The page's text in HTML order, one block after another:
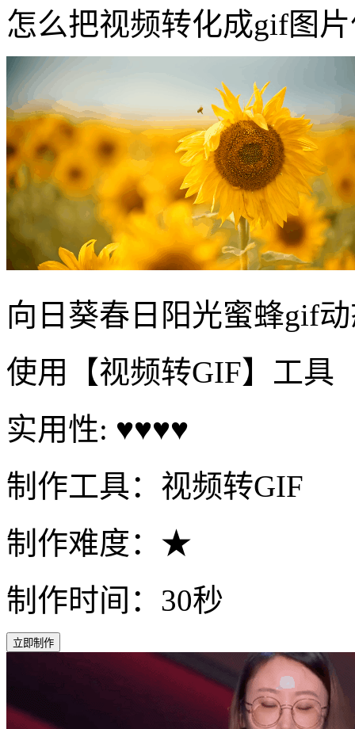
怎么把视频转化成gif图
向日葵春日阳光蜜蜂gif
使用【视频转GIF】工具
实用性: ♥♥♥♥
制作工具：视频转GIF
制作难度：★
制作时间：30秒
立即制作